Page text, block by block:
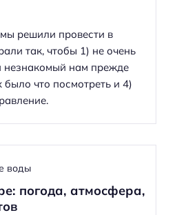
решили провести в
так, чтобы 1) не очень
незнакомый нам прежде
было что посмотреть и 4)
воды
погода, атмосфера,